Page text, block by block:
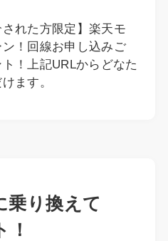
された方限定】楽天モ
！回線お申し込みご
！上記URLからどなた
ます。
乗り換えて
！